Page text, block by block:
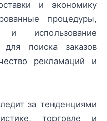
и экономику
процедуры,
и использование
поиска заказов
рекламаций и
за тенденциями
торговле и